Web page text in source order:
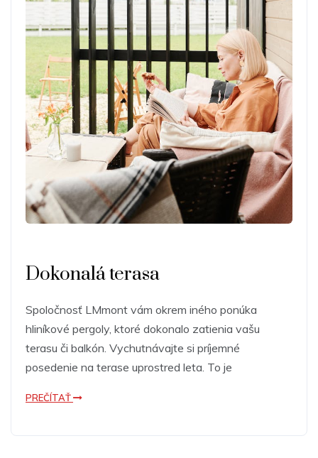
Dokonalá terasa
Spoločnosť LMmont vám okrem iného ponúka
hliníkové pergoly, ktoré dokonalo zatienia vašu
terasu či balkón. Vychutnávajte si príjemné
posedenie na terase uprostred leta. To je
PREČÍTAŤ